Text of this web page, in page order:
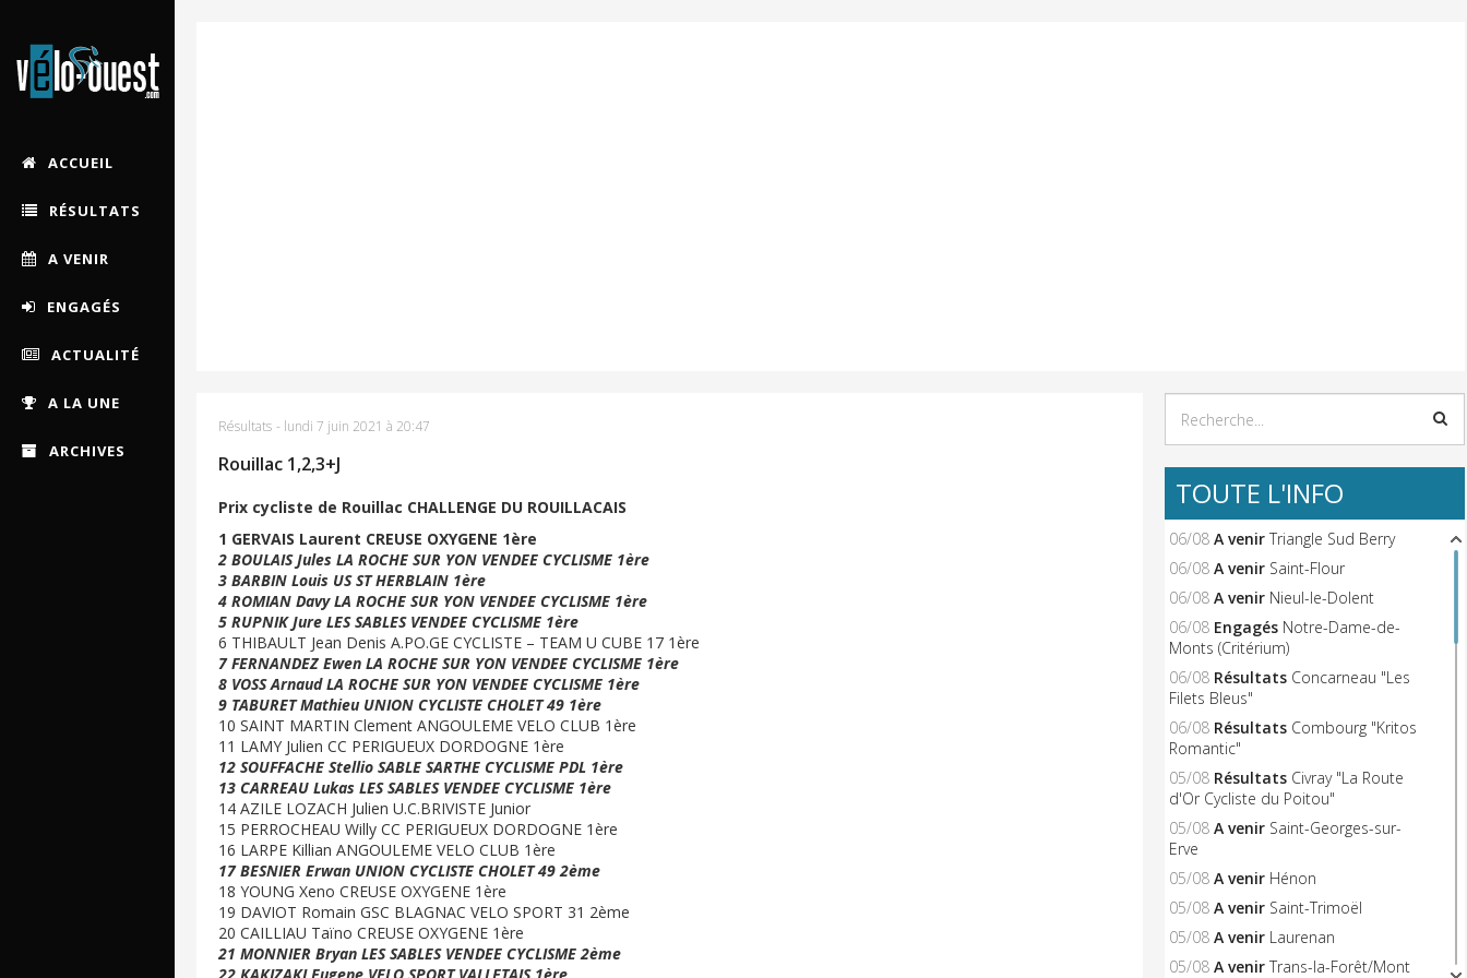
ACCUEIL
RÉSULTATS
A VENIR
ENGAGÉS
ACTUALITÉ
A LA UNE
ARCHIVES
Résultats - lundi 7 juin 2021 à 20:47
Rouillac 1,2,3+J
Prix cycliste de Rouillac CHALLENGE DU ROUILLACAIS
1 GERVAIS Laurent CREUSE OXYGENE 1ère
2 BOULAIS Jules LA ROCHE SUR YON VENDEE CYCLISME 1ère
3 BARBIN Louis US ST HERBLAIN 1ère
4 ROMIAN Davy LA ROCHE SUR YON VENDEE CYCLISME 1ère
5 RUPNIK Jure LES SABLES VENDEE CYCLISME 1ère
6 THIBAULT Jean Denis A.PO.GE CYCLISTE – TEAM U CUBE 17 1ère
7 FERNANDEZ Ewen LA ROCHE SUR YON VENDEE CYCLISME 1ère
8 VOSS Arnaud LA ROCHE SUR YON VENDEE CYCLISME 1ère
9 TABURET Mathieu UNION CYCLISTE CHOLET 49 1ère
10 SAINT MARTIN Clement ANGOULEME VELO CLUB 1ère
11 LAMY Julien CC PERIGUEUX DORDOGNE 1ère
12 SOUFFACHE Stellio SABLE SARTHE CYCLISME PDL 1ère
13 CARREAU Lukas LES SABLES VENDEE CYCLISME 1ère
14 AZILE LOZACH Julien U.C.BRIVISTE Junior
15 PERROCHEAU Willy CC PERIGUEUX DORDOGNE 1ère
16 LARPE Killian ANGOULEME VELO CLUB 1ère
17 BESNIER Erwan UNION CYCLISTE CHOLET 49 2ème
18 YOUNG Xeno CREUSE OXYGENE 1ère
19 DAVIOT Romain GSC BLAGNAC VELO SPORT 31 2ème
20 CAILLIAU Taïno CREUSE OXYGENE 1ère
21 MONNIER Bryan LES SABLES VENDEE CYCLISME 2ème
TOUTE L'INFO
06/08 A venir Triangle Sud Berry
06/08 A venir Saint-Flour
06/08 A venir Nieul-le-Dolent
06/08 Engagés Notre-Dame-de-
Monts (Critérium)
06/08 Résultats Concarneau "Les
Filets Bleus"
06/08 Résultats Combourg "Kritos
Romantic"
05/08 Résultats Civray "La Route
d'Or Cycliste du Poitou"
05/08 A venir Saint-Georges-sur-
Erve
05/08 A venir Hénon
05/08 A venir Saint-Trimoël
05/08 A venir Laurenan
05/08 A venir Trans-la-Forêt/Mont